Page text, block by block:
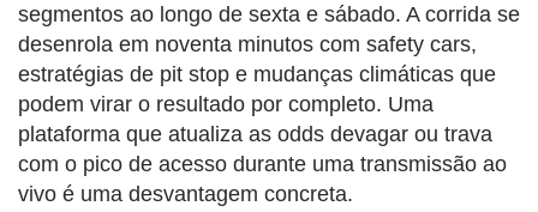
segmentos ao longo de sexta e sábado. A corrida se
desenrola em noventa minutos com safety cars,
estratégias de pit stop e mudanças climáticas que
podem virar o resultado por completo. Uma
plataforma que atualiza as odds devagar ou trava
com o pico de acesso durante uma transmissão ao
vivo é uma desvantagem concreta.